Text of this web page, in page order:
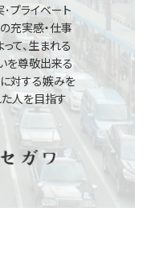
プライベート
充実感・仕事
て、生まれる
を尊敬出来る
対する嫉みを
人を目指す